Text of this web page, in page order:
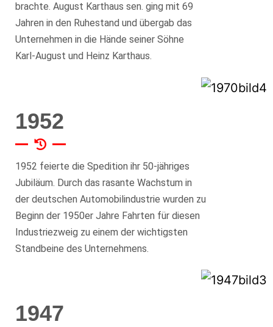
brachte. August Karthaus sen. ging mit 69
Jahren in den Ruhestand und übergab das
Unternehmen in die Hände seiner Söhne
Karl-August und Heinz Karthaus.
1952
1952 feierte die Spedition ihr 50-jähriges
Jubiläum. Durch das rasante Wachstum in
der deutschen Automobilindustrie wurden zu
Beginn der 1950er Jahre Fahrten für diesen
Industriezweig zu einem der wichtigsten
Standbeine des Unternehmens.
1947